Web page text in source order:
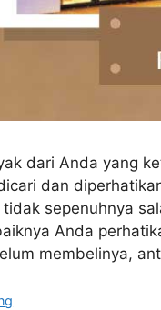
dari Anda yang
dan
sepenuhnya
Anda
membelinya,